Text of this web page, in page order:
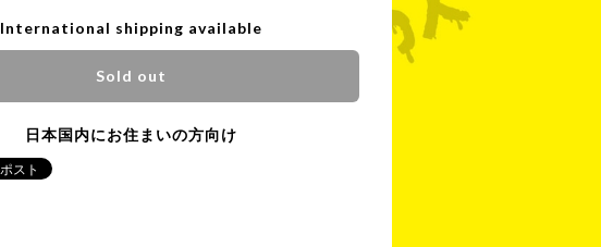
International shipping available
Sold out
日本国内にお住まいの方向け